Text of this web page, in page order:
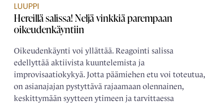
LUUPPI
Hereillä salissa! Neljä vinkkiä parempaan
oikeudenkäyntiin
Oikeudenkäynti voi yllättää. Reagointi salissa
edellyttää aktiivista kuuntelemista ja
improvisaatiokykyä. Jotta päämiehen etu voi toteutua,
on asianajajan pystyttävä rajaamaan olennainen,
keskittymään syytteen ytimeen ja tarvittaessa